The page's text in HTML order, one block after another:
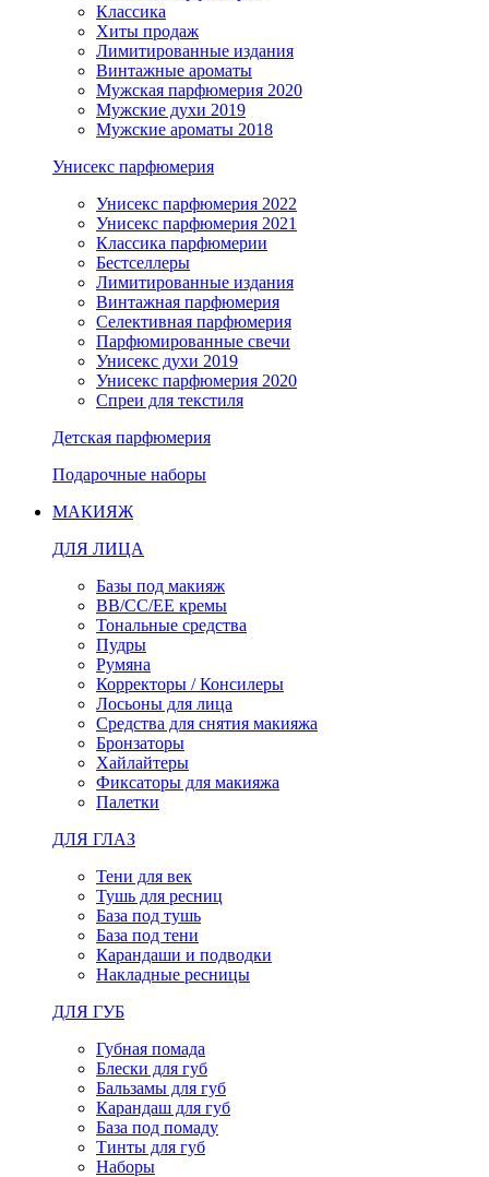
Классика
Хиты продаж
Лимитированные издания
Винтажные ароматы
Мужская парфюмерия 2020
Мужские духи 2019
Мужские ароматы 2018
Унисекс парфюмерия
Унисекс парфюмерия 2022
Унисекс парфюмерия 2021
Классика парфюмерии
Бестселлеры
Лимитированные издания
Винтажная парфюмерия
Селективная парфюмерия
Парфюмированные свечи
Унисекс духи 2019
Унисекс парфюмерия 2020
Спреи для текстиля
Детская парфюмерия
Подарочные наборы
МАКИЯЖ
ДЛЯ ЛИЦА
Базы под макияж
BB/CC/EE кремы
Тональные средства
Пудры
Румяна
Корректоры / Консилеры
Лосьоны для лица
Средства для снятия макияжа
Бронзаторы
Хайлайтеры
Фиксаторы для макияжа
Палетки
ДЛЯ ГЛАЗ
Тени для век
Тушь для ресниц
База под тушь
База под тени
Карандаши и подводки
Накладные ресницы
ДЛЯ ГУБ
Губная помада
Блески для губ
Бальзамы для губ
Карандаш для губ
База под помаду
Тинты для губ
Наборы